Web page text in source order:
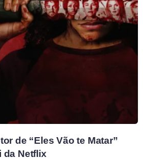
de “Eles Vão te Matar”
da Netflix